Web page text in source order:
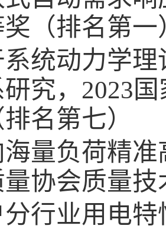
（排名第一
统动力学
究， 2023
名第七）
海量负荷精
量协会质量技
分行业用电